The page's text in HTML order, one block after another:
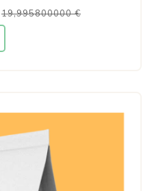
19,995800000 €